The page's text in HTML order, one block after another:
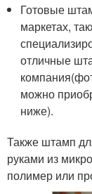
Готовые
маркетах,
отличные
можно
ниже).
Также штамп
руками из
полимер или